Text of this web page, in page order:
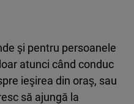
şi pentru persoanele
atunci când conduc
ieşirea din oraş, sau
să ajungă la